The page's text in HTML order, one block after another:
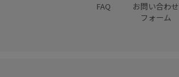
FAQ
お問い合わせ
フォーム